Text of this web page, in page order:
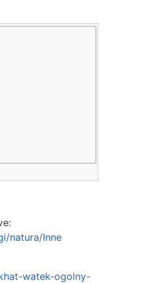
natura/Inne
watek-ogolny-